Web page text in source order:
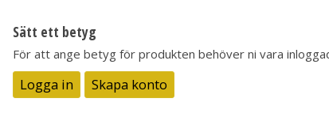
Sätt ett betyg
För att ange betyg för produkten behöver ni vara
Logga in Skapa konto